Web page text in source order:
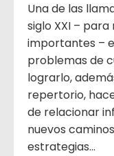
Una de las
siglo XXI – para
importantes –
problemas de
lograrlo,
repertorio,
de relacionar
nuevos
estrategias...